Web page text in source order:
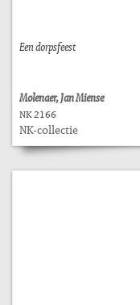
Een dorpsfeest
Molenaer, Jan Miense
NK 2166
NK-collectie